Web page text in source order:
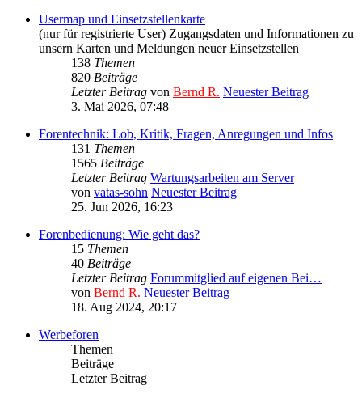
Usermap und Einsetzstellenkarte
(nur für registrierte User) Zugangsdaten und Informationen zu
unsern Karten und Meldungen neuer Einsetzstellen
138 Themen
820 Beiträge
Letzter Beitrag von Bernd R. Neuester Beitrag
3. Mai 2026, 07:48
Forentechnik: Lob, Kritik, Fragen, Anregungen und Infos
131 Themen
1565 Beiträge
Letzter Beitrag Wartungsarbeiten am Server
von vatas-sohn Neuester Beitrag
25. Jun 2026, 16:23
Forenbedienung: Wie geht das?
15 Themen
40 Beiträge
Letzter Beitrag Forummitglied auf eigenen Bei…
von Bernd R. Neuester Beitrag
18. Aug 2024, 20:17
Werbeforen
Themen
Beiträge
Letzter Beitrag